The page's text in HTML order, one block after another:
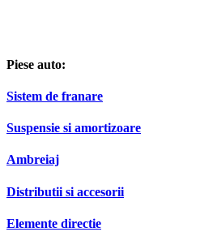
Piese auto:
Sistem de franare
Suspensie si amortizoare
Ambreiaj
Distributii si accesorii
Elemente directie